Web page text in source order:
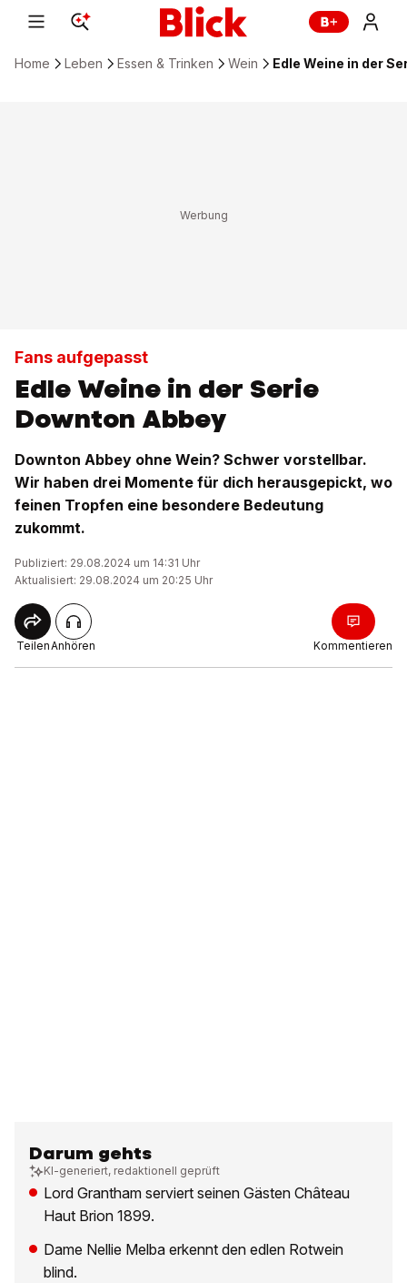
Home Leben Essen & Trinken Wein Edle Weine in der
Fans aufgepasst
Edle Weine in der Serie
Downton Abbey
Downton Abbey ohne Wein? Schwer vorstellbar.
Wir haben drei Momente für dich herausgepickt, wo
feinen Tropfen eine besondere Bedeutung
zukommt.
Publiziert: 29.08.2024 um 14:31 Uhr
Aktualisiert: 29.08.2024 um 20:25 Uhr
TeilenAnhören Kommentieren
Darum gehts
KI-generiert, redaktionell geprüft
Lord Grantham serviert seinen Gästen Château
Haut Brion 1899.
Dame Nellie Melba erkennt den edlen Rotwein
blind.